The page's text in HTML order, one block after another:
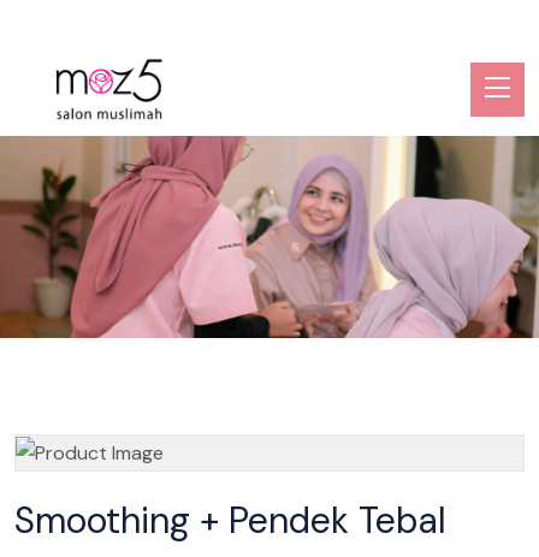
Smoothing + Pendek Tebal